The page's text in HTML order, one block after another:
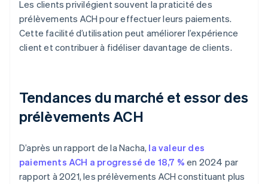
Les clients privilégient souvent la praticité des
prélèvements ACH pour effectuer leurs paiements.
Cette facilité d’utilisation peut améliorer l’expérience
client et contribuer à fidéliser davantage de clients.
Tendances du marché et essor des
prélèvements ACH
D’après un rapport de la Nacha, la valeur des
paiements ACH a progressé de 18,7 % en 2024 par
rapport à 2021, les prélèvements ACH constituant plus